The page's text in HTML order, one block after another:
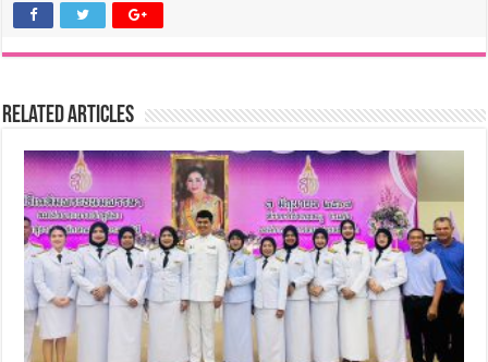
Related Articles